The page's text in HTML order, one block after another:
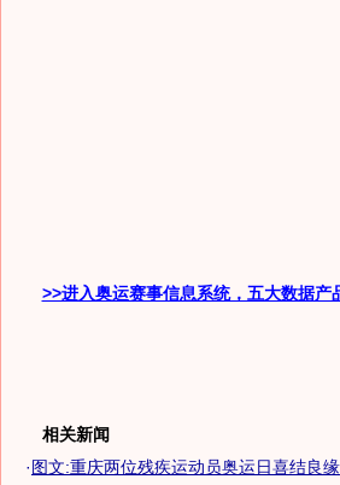
>>进入奥运赛事信息系统，五大数据产
相关新闻
·图文:重庆两位残疾运动员奥运日喜结良缘